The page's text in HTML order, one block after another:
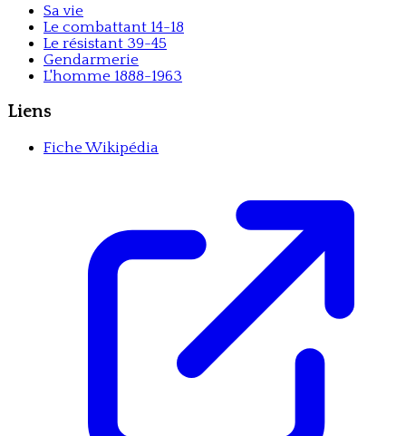
Sa vie
Le combattant 14-18
Le résistant 39-45
Gendarmerie
L'homme 1888-1963
Liens
Fiche Wikipédia